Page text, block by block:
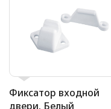
Фиксатор входной
двери. Белый